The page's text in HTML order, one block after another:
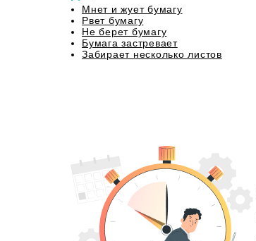
Мнет и жует бумагу
Рвет бумагу
Не берет бумагу
Бумага застревает
Забирает несколько листов